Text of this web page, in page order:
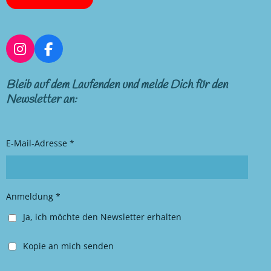
I
n
s
t
a
a
F
a
c
e
b
k
Bleib auf dem Laufenden und melde Dich für den
Newsletter an:
E-Mail-Adresse *
Anmeldung *
Ja, ich möchte den Newsletter erhalten
Kopie an mich senden